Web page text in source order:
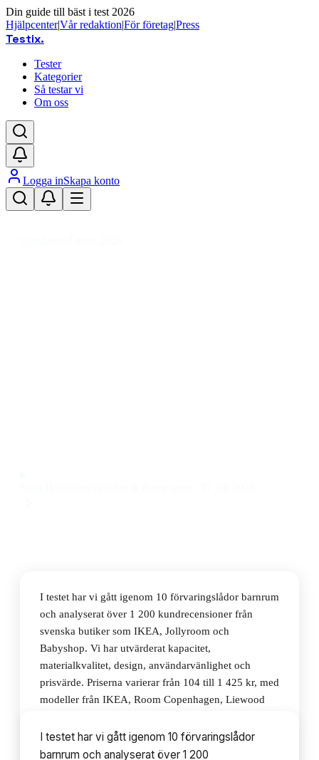
Din guide till bäst i test 2026
Hjälpcenter|Vår redaktion|För företag|Press
Testix.
Tester
Kategorier
Så testar vi
Om oss
Logga inSkapa konto
I testet har vi gått igenom 10 förvaringslådor barnrum
och analyserat över 1 200 kundrecensioner från
svenska butiker som IKEA, Jollyroom och
Babyshop. Vi har utvärderat kapacitet,
materialkvalitet, design, användarvänlighet och
prisvärde. Priserna varierar från 104 till 1 425 kr, med
modeller från IKEA, Room Copenhagen, Liewood
Innehållsförteckning
I testet har vi gått igenom 10 förvaringslådor
barnrum och analyserat över 1 200